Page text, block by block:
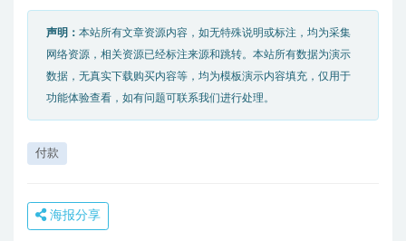
声明： 本站所有文章资源内容，如无特殊说明或标注，均为采集
网络资源，相关资源已经标注来源和跳转。本站所有数据为演示
数据，无真实下载购买内容等，均为模板演示内容填充，仅用于
功能体验查看，如有问题可联系我们进行处理。
付款
海报分享